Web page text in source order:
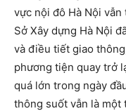
vực nội đô Hà Nội
Sở Xây dựng Hà Nội
và điều tiết giao
phương tiện quay trở
quá lớn trong ngày
thông suốt vẫn là một